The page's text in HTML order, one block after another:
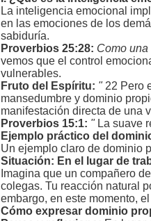
La inteligencia emocional
en las emociones de los
sabiduría.
Proverbios 25:28: Como
vemos que el control
vulnerables.
Fruto del Espíritu: " 22 Pero
mansedumbre y dominio
manifestación directa de una
Proverbios 15:1: " La suave
Ejemplo práctico del
Un ejemplo claro de dominio
Situación: En el lugar de
Imagina que un compañero
colegas. Tu reacción natural
embargo, en este momento,
Cómo expresar dominio